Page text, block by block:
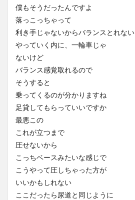
僕もそうだったんですよ
落っこっちゃって
利き手じゃないからバランスとれない
やっていく内に、一輪車じゃ
ないけど
バランス感覚取れるので
そうすると
乗ってくるのが分かりますね
足貸してもらっていいですか
最悪この
これが立つまで
圧せないから
こっちベースみたいな感じで
こうやって圧しちゃった方が
いいかもしれない
ここだったら尿道と同じように